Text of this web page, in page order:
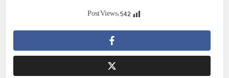
Post Views:542